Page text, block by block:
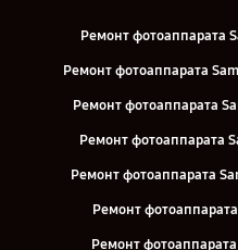
Ремонт фотоаппарата
Ремонт фотоаппарата
Ремонт фотоаппарата
Ремонт фотоаппарата
Ремонт фотоаппарата
Ремонт
Ремонт